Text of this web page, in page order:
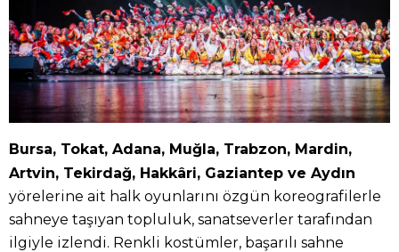
Bursa, Tokat, Adana, Muğla, Trabzon, Mardin,
Artvin, Tekirdağ, Hakkâri, Gaziantep ve Aydın
yörelerine ait halk oyunlarını özgün koreografilerle
sahneye taşıyan topluluk, sanatseverler tarafından
ilgiyle izlendi. Renkli kostümler, başarılı sahne